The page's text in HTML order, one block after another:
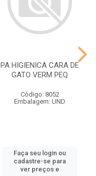
PA HIGIENICA CARA DE
GATO VERM PEQ
Código: 8052
Embalagem: UND
Faça seu login ou
cadastre-se para
ver preços e